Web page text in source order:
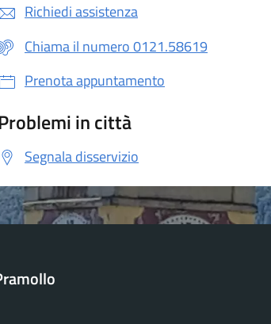
Richiedi assistenza
Chiama il numero 0121.58619
Prenota appuntamento
in città
Segnala disservizio